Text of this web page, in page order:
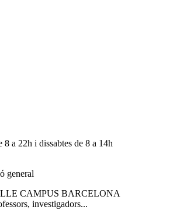
a 22h i dissabtes de 8 a 14h
general
CAMPUS BARCELONA
investigadors...